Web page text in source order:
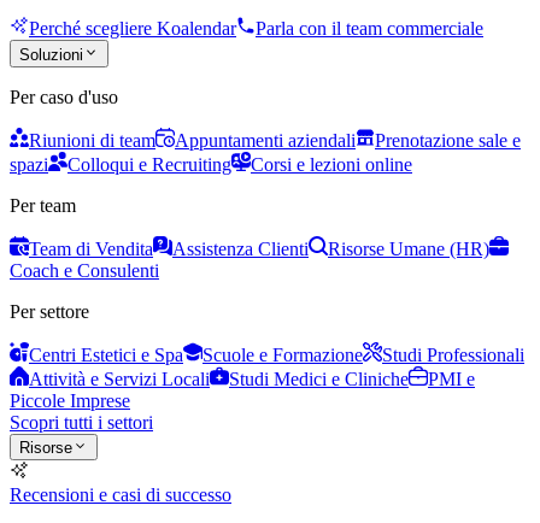
Perché scegliere Koalendar Parla con il team commerciale
Soluzioni
Per caso d'uso
Riunioni di team Appuntamenti aziendali
Prenotazione sale e
spazi
Colloqui e Recruiting
Corsi e lezioni online
Per team
Team di Vendita Assistenza Clienti
Risorse Umane (HR)
Coach e Consulenti
Per settore
Centri Estetici e Spa Scuole e Formazione
Studi Professionali
Attività e Servizi Locali
Studi Medici e Cliniche
PMI e
Piccole Imprese
Scopri tutti i settori
Risorse
Recensioni e casi di successo